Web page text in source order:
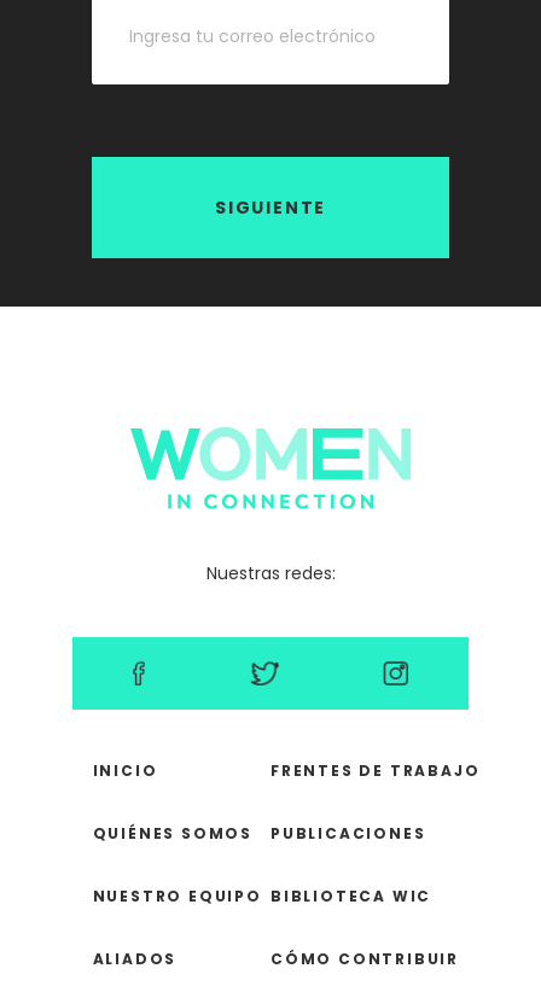
SIGUIENTE
Nuestras redes:
INICIO
QUIÉNES SOMOS
NUESTRO EQUIPO
ALIADOS
FRENTES DE TRABAJO
PUBLICACIONES
BIBLIOTECA WIC
CÓMO CONTRIBUIR